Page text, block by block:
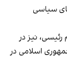
سیاسی
نیز در
اسلامی در